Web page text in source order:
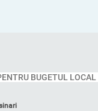
BUGETUL LOCAL